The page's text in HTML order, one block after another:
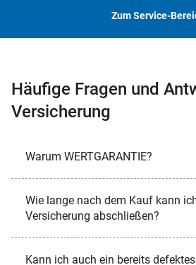
Zum Service-
Häufige Fragen und
Versicherung
Warum WERTGARANTIE?
Wie lange nach dem Kauf kann
Versicherung abschließen?
Kann ich auch ein bereits